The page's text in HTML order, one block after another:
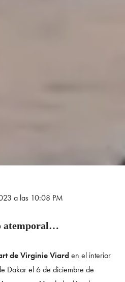
a las 10:08 PM
atemporal…
de Virginie Viarden el interior
Dakar el 6 de diciembre de